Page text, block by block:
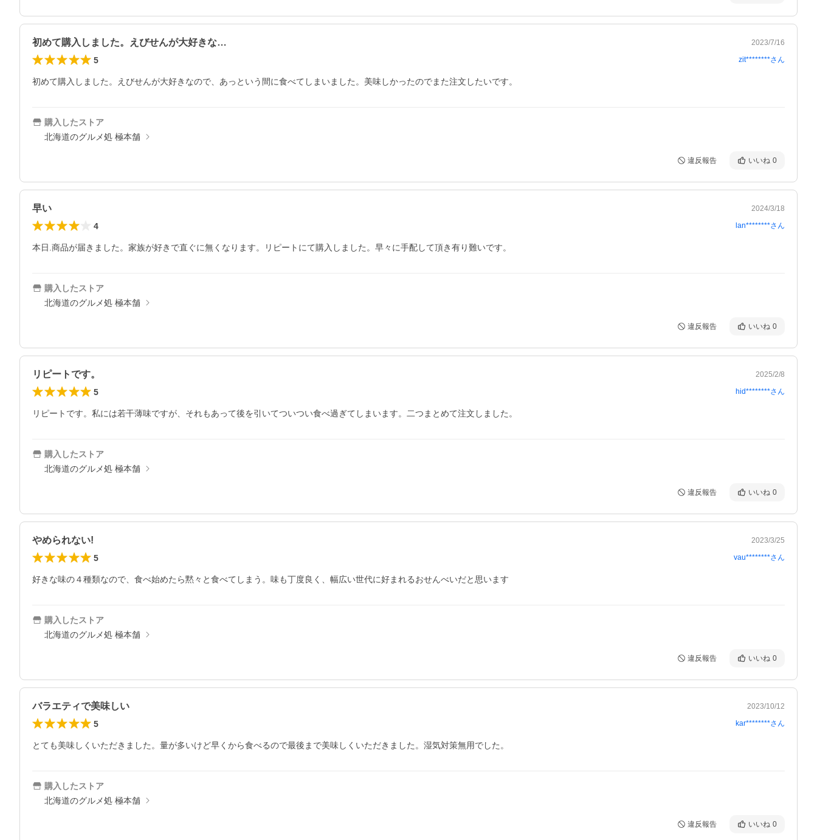
初めて購入しました。えびせんが大好きな… 2023/7/16
5 zit********さん
初めて購入しました。えびせんが大好きなので、あっという間に食べてしまいました。美味しかったのでまた注文したいです。
購入したストア
北海道のグルメ処 極本舗
違反報告 いいね 0
早い 2024/3/18
4 lan********さん
本日.商品が届きました。家族が好きで直ぐに無くなります。リピートにて購入しました。早々に手配して頂き有り難いです。
購入したストア
北海道のグルメ処 極本舗
違反報告 いいね 0
リピートです。 2025/2/8
5 hid********さん
リピートです。私には若干薄味ですが、それもあって後を引いてついつい食べ過ぎてしまいます。二つまとめて注文しました。
購入したストア
北海道のグルメ処 極本舗
違反報告 いいね 0
やめられない! 2023/3/25
5 vau********さん
好きな味の４種類なので、食べ始めたら黙々と食べてしまう。味も丁度良く、幅広い世代に好まれるおせんべいだと思います
購入したストア
北海道のグルメ処 極本舗
違反報告 いいね 0
バラエティで美味しい 2023/10/12
5 kar********さん
とても美味しくいただきました。量が多いけど早くから食べるので最後まで美味しくいただきました。湿気対策無用でした。
購入したストア
北海道のグルメ処 極本舗
違反報告 いいね 0